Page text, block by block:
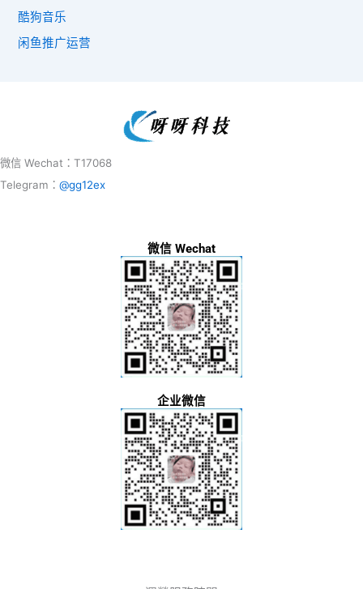
酷狗音乐
闲鱼推广运营
微信 Wechat：T17068
Telegram： @gg12ex
微信 Wechat
企业微信